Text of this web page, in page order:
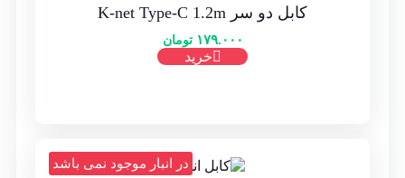
کابل دو سر K-net Type-C 1.2m
۱۷۹.۰۰۰ تومان
خرید
در انبار موجود نمی باشد